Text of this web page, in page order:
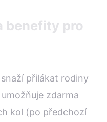
benefity pro
přilákat rodiny
zdarma
kol (po předchozí